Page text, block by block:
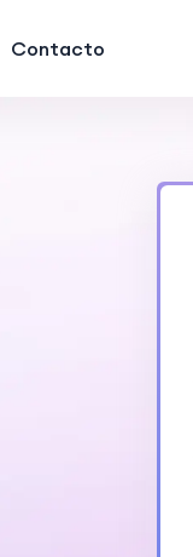
Contacto